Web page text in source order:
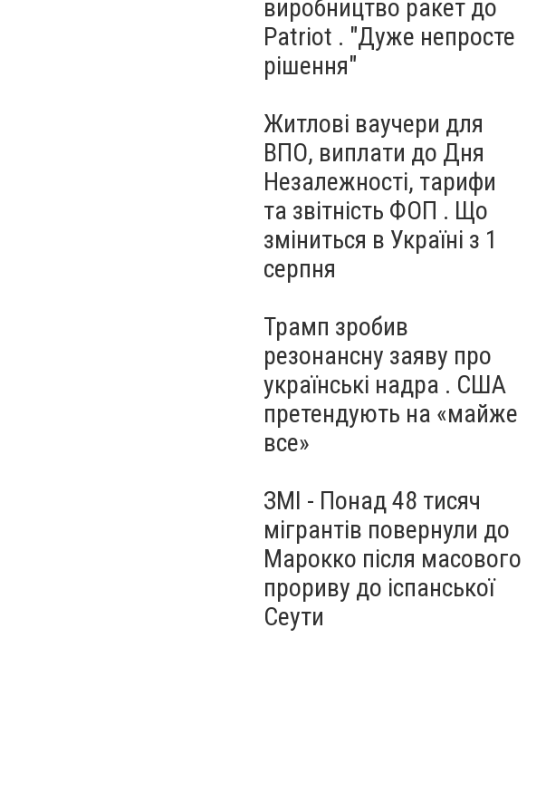
виробництво ракет до
Patriot . "Дуже непросте
рішення"
Житлові ваучери для
ВПО, виплати до Дня
Незалежності, тарифи
та звітність ФОП . Що
зміниться в Україні з 1
серпня
Трамп зробив
резонансну заяву про
українські надра . США
претендують на «майже
все»
ЗМІ - Понад 48 тисяч
мігрантів повернули до
Марокко після масового
прориву до іспанської
Сеути